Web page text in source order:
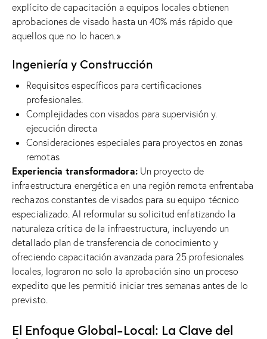
explícito de capacitación a equipos locales obtienen
aprobaciones de visado hasta un 40% más rápido que
aquellos que no lo hacen.»
Ingeniería y Construcción
Requisitos específicos para certificaciones
profesionales.
Complejidades con visados ​​para supervisión y.
ejecución directa
Consideraciones especiales para proyectos en zonas
remotas
Experiencia transformadora:Un proyecto de
infraestructura energética en una región remota enfrentaba
rechazos constantes de visados ​​para su equipo técnico
especializado. Al reformular su solicitud enfatizando la
naturaleza crítica de la infraestructura, incluyendo un
detallado plan de transferencia de conocimiento y
ofreciendo capacitación avanzada para 25 profesionales
locales, lograron no solo la aprobación sino un proceso
expedito que les permitió iniciar tres semanas antes de lo
previsto.
El Enfoque Global-Local: La Clave del